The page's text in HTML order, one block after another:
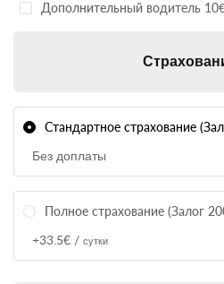
Дополнительный водитель
Стандартное страхование
Без доплаты
Полное страхование (Залог
+33.5€ / сутки